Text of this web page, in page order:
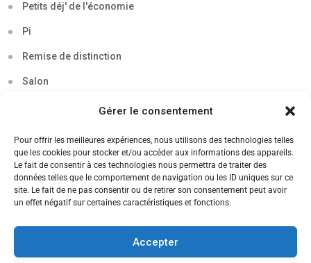
Gérer le consentement
Pour offrir les meilleures expériences, nous utilisons des technologies telles
que les cookies pour stocker et/ou accéder aux informations des appareils.
Le fait de consentir à ces technologies nous permettra de traiter des
données telles que le comportement de navigation ou les ID uniques sur ce
site. Le fait de ne pas consentir ou de retirer son consentement peut avoir
un effet négatif sur certaines caractéristiques et fonctions.
Accepter
Petits déj' de l'économie
Pi
Remise de distinction
Salon
Soirée
Sortie découverte
Tau
Voyage